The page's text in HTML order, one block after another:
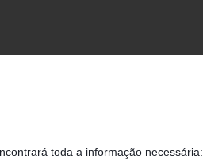
toda a informação necessária: